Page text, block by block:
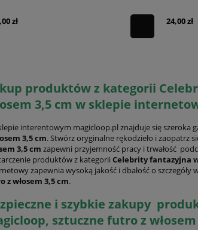
zł 24,00 zł
produktów z kategorii
3,5 cm w sklepie
interentowym magicloop.pl znajduje się szeroka
3,5 cm. Stwórz oryginalne rękodzieło i zaopatrz
3,5 cm zapewni przyjemność pracy i trwałość
produktów z kategorii Celebrity fantazyjna
zapewnia wysoką jakość i dbałość o
z włosem 3,5 cm.
i szybkie zakupy
sztuczne futro z włosem